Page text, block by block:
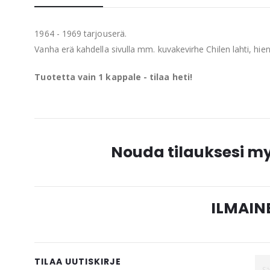
of
gallery
1964 - 1969 tarjouserä.
Vanha erä kahdella sivulla mm. kuvakevirhe Chilen lahti,
Tuotetta vain 1 kappale - tilaa heti!
Nouda tilauksesi
TILAA UUTISKIRJE